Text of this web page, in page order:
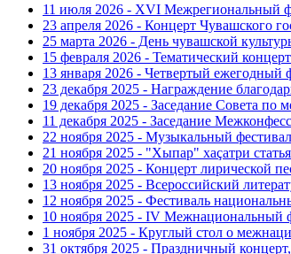
11 июля 2026 - XVI Межрегиональный
23 апреля 2026 - Концерт Чувашского
25 марта 2026 - День чувашской
15 февраля 2026 - Тематический
13 января 2026 - Четвертый
23 декабря 2025 - Награждение
19 декабря 2025 - Заседание Совета
11 декабря 2025 - Заседание
22 ноября 2025 - Музыкальный
21 ноября 2025 - "Хыпар" хаçатри
20 ноября 2025 - Концерт лирической
13 ноября 2025 - Всероссийский
12 ноября 2025 - Фестиваль
10 ноября 2025 - IV Межнациональный
1 ноября 2025 - Круглый стол о
31 октября 2025 - Праздничный